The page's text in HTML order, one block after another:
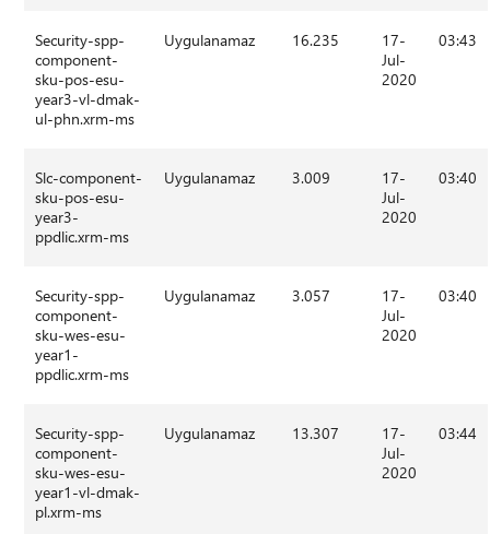
Security-spp-
component-
sku-pos-esu-
year3-vl-dmak-
ul-phn.xrm-ms
Uygulanamaz 16.235
17-
Jul-
2020
03:43
Slc-component-
sku-pos-esu-
year3-
ppdlic.xrm-ms
Uygulanamaz 3.009
17-
Jul-
2020
03:40
Security-spp-
component-
sku-wes-esu-
year1-
ppdlic.xrm-ms
Uygulanamaz 3.057
17-
Jul-
2020
03:40
Security-spp-
component-
sku-wes-esu-
year1-vl-dmak-
pl.xrm-ms
Uygulanamaz 13.307
17-
Jul-
2020
03:44